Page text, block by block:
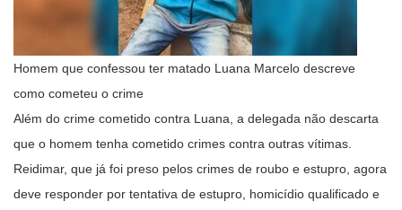
Homem que confessou ter matado Luana Marcelo descreve
como cometeu o crime
Além do crime cometido contra Luana, a delegada não descarta
que o homem tenha cometido crimes contra outras vítimas.
Reidimar, que já foi preso pelos crimes de roubo e estupro, agora
deve responder por tentativa de estupro, homicídio qualificado e